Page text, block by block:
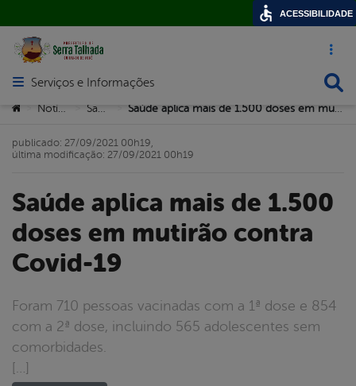
Acesso
Abrir menu principal de navegação
Serviços e Informações
Você está aqui:
> Notícias > >
Saúde aplica mais de 1.500
doses em mutirão contra
Covid-19
Foram 710 pessoas vacinadas com a 1ª dose e 854
com a 2ª dose, incluindo 565 adolescentes sem
comorbidades.
[…]
publicado: 27/09/2021 00h19,
última modificação: 27/09/2021 00h19
ACESSIBILIDADE